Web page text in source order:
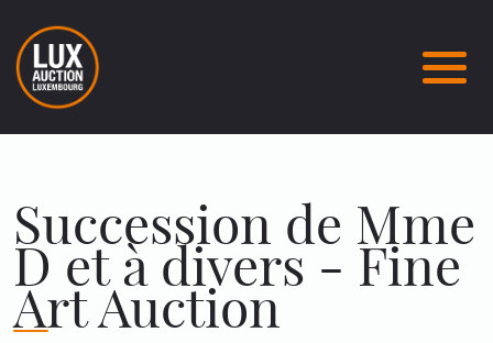
Succession de Mme
D et à divers - Fine
Art Auction